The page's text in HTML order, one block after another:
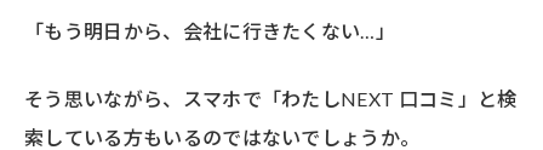
「もう明日から、会社に行きたくない…」
そう思いながら、スマホで「わたしNEXT 口コミ」と検
索している方もいるのではないでしょうか。